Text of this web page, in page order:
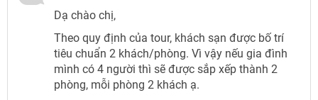
Dạ chào chị,
Theo quy định của tour, khách sạn được bố trí
tiêu chuẩn 2 khách/phòng. Vì vậy nếu gia đình
mình có 4 người thì sẽ được sắp xếp thành 2
phòng, mỗi phòng 2 khách ạ.